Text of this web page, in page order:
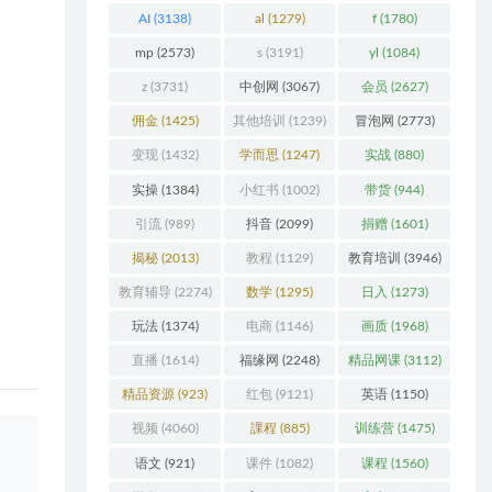
AI (3138) al (1279) f(1780)
mp (2573) s(3191) yl (1084)
z (3731) 中创网 (3067) 会员 (2627)
佣金(1425) 其他培训 (1239) 冒泡网 (2773)
变现(1432) 学而思 (1247) 实战 (880)
实操(1384) 小红书 (1002) 带货 (944)
引流 (989) 抖音 (2099) 捐赠(1601)
揭秘(2013) 教程 (1129) 教育培训 (3946)
教育辅导 (2274) 数学 (1295) 日入 (1273)
玩法(1374) 电商 (1146) 画质(1968)
直播 (1614) 福缘网 (2248) 精品网课(3112)
精品资源 (923) 红包 (9121) 英语(1150)
视频 (4060) 課程 (885) 训练营(1475)
语文 (921) 课件 (1082) 课程 (1560)